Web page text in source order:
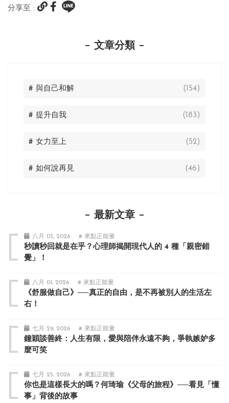
分享至 :
文章分類
# 與自己和解 (154)
# 提升自我 (183)
# 女力至上 (52)
# 如何說再見 (46)
最新文章
八月 03, 2026 # 來點正能量
秒讀秒回就是在乎？心理師揭開現代人的 4 種「親密錯
覺」！
八月 01, 2026 # 來點正能量
《舒服做自己》──真正的自由，是不再被別人的生活左
右！
七月 29, 2026 # 來點正能量
鐘穎談善終：人生有限，愛與陪伴永遠不夠，爭執嫉妒多
麼可笑
七月 25, 2026 # 來點正能量
你也是這樣長大的嗎？何琦瑜《父母的旅程》──看見「懂
事」背後的故事